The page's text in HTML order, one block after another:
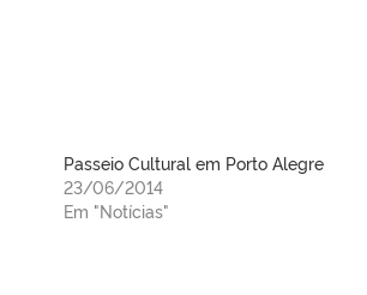
Passeio Cultural em Porto Alegre
23/06/2014
Em "Notícias"